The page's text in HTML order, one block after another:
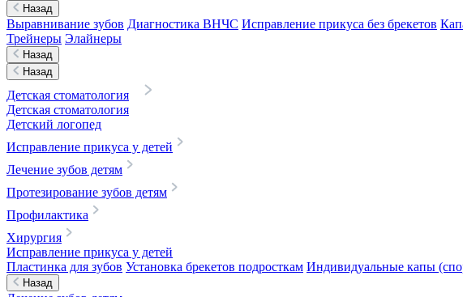
Назад
Выравнивание зубов Диагностика ВНЧС Исправление прикуса без брекетов
Трейнеры Элайнеры
Назад
Назад
Детская стоматология
Детская стоматология
Детский логопед
Исправление прикуса у детей
Лечение зубов детям
Протезирование зубов детям
Профилактика
Хирургия
Исправление прикуса у детей
Пластинка для зубов Установка брекетов подросткам Индивидуальные капы
Назад